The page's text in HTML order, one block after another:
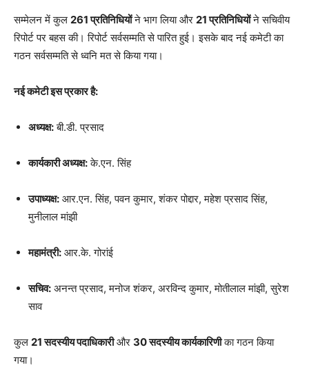
सम्मेलन में कुल 261 प्रतिनिधियोंने भाग लिया और 21 प्रतिनिधियोंने सचिवीय
रिपोर्ट पर बहस की। रिपोर्ट सर्वसम्मति से पारित हुई। इसके बाद नई कमेटी का
गठन सर्वसम्मति से ध्वनि मत से किया गया।
नई कमेटी इस प्रकार है:
अध्यक्ष:बी.डी. प्रसाद
कार्यकारी अध्यक्ष:के.एन. सिंह
उपाध्यक्ष: आर.एन. सिंह, पवन कुमार, शंकर पोद्दार, महेश प्रसाद सिंह,
मुनीलाल मांझी
महामंत्री: आर.के. गोरांई
सचिव: अनन्त प्रसाद, मनोज शंकर, अरविन्द कुमार, मोतीलाल मांझी, सुरेश
साव
कुल 21 सदस्यीय पदाधिकारीऔर 30 सदस्यीय कार्यकारिणीका गठन किया
गया।